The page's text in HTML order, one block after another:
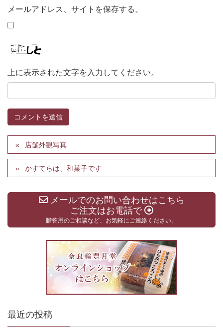
メールアドレス、サイトを保存する。
上に表示された文字を入力してください。
店舗外観写真
かすてらは、和菓子です
メールでのお問い合わせはこちら
ご注文はお電話で
贈答用のご相談など、お気軽にご連絡ください。
最近の投稿